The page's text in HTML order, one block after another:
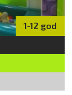
1-12 god